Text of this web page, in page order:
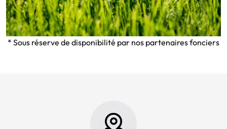
* Sous réserve de disponibilité par nos partenaires fonciers